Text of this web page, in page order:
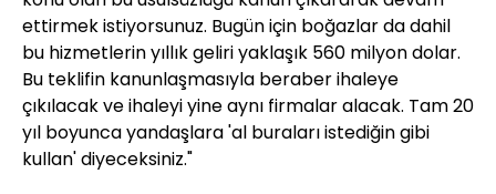
ettirmek istiyorsunuz. Bugün için boğazlar da dahil
bu hizmetlerin yıllık geliri yaklaşık 560 milyon dolar.
Bu teklifin kanunlaşmasıyla beraber ihaleye
çıkılacak ve ihaleyi yine aynı firmalar alacak. Tam 20
yıl boyunca yandaşlara 'al buraları istediğin gibi
kullan' diyeceksiniz."